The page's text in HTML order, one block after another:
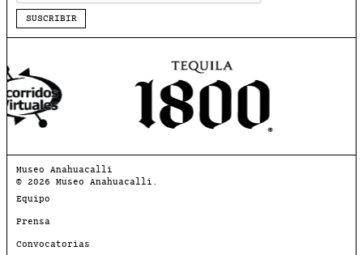
SUSCRIBIR
Museo Anahuacalli
© 2026 Museo Anahuacalli.
Equipo
Prensa
Convocatorias